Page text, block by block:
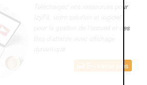
Téléchargez nos ressources pour
pour la gestion de l'accueil et des
En savoir plus